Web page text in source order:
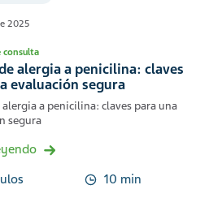
2025
consulta
alergia a penicilina: claves
evaluación segura
alergia a penicilina: claves para una
segura
10 min